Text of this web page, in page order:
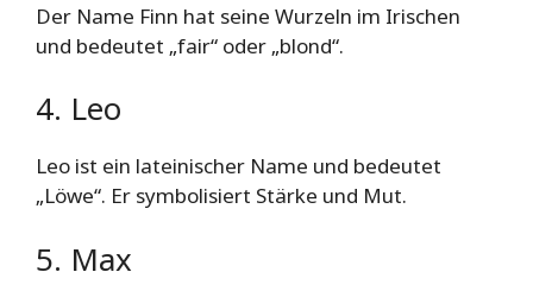
Der Name Finn hat seine Wurzeln im Irischen
und bedeutet „fair“ oder „blond“.
4. Leo
Leo ist ein lateinischer Name und bedeutet
„Löwe“. Er symbolisiert Stärke und Mut.
5. Max